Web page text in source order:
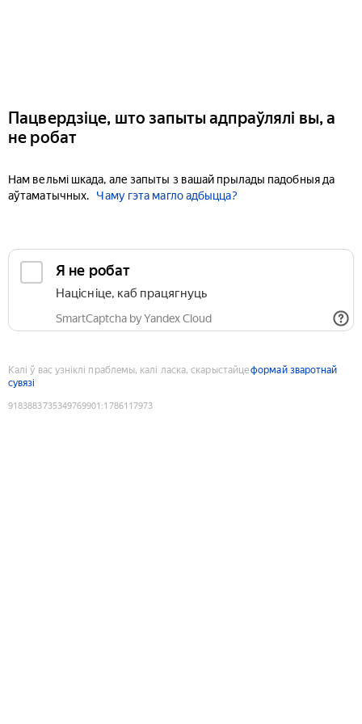
Пацвердзіце, што запыты адпраўлялі вы, а
не робат
Нам вельмі шкада, але запыты з вашай прылады падобныя да
аўтаматычных.
Чаму гэта магло адбыцца?
Я не робат
Націсніце, каб працягнуць
SmartCaptcha by Yandex Cloud
Калі ў вас узніклі праблемы, калі ласка, скарыстайцеформай зваротнай
сувязі
9183883735349769901 :1786117973